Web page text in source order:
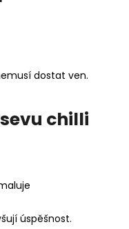
dostat ven.
chilli
úspěšnost.